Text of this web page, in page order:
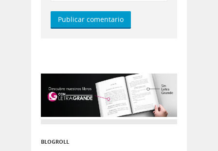
BLOGROLL